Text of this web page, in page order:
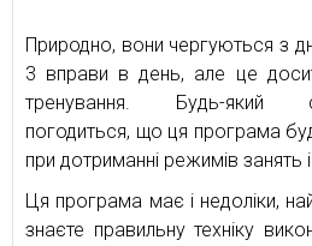
Природно, вони чергуються з
3 вправи в день, але це
тренування. Будь-який
погодиться, що ця програма
при дотриманні режимів занять
Ця програма має і недоліки,
знаєте правильну техніку